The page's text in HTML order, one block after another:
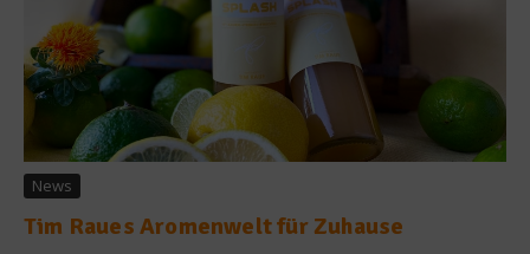
News
Tim Raues Aromenwelt für Zuhause